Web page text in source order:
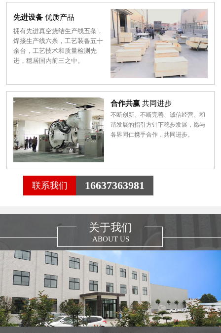
先进设备 优质产品
拥有先进真空烧结生产线五条，
焊接生产线六条，工艺装备五十
余台，工艺技术和质量检测先
进，稳居国内前三之中。
合作共赢 共同进步
不断创新、不断完善、诚信经营、和
谐发展的指引方针下稳步发展，愿与
各界同仁携手合作，共同进步。
联系我们 16637363981
关于我们
ABOUT US